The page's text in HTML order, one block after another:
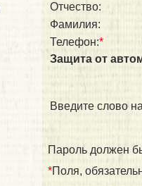
Отчество:
Фамилия:
Телефон:*
Защита от
Введите слово
Пароль должен
*Поля,